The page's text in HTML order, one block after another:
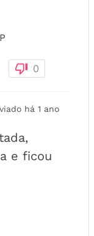
0
há 1 ano
e ficou